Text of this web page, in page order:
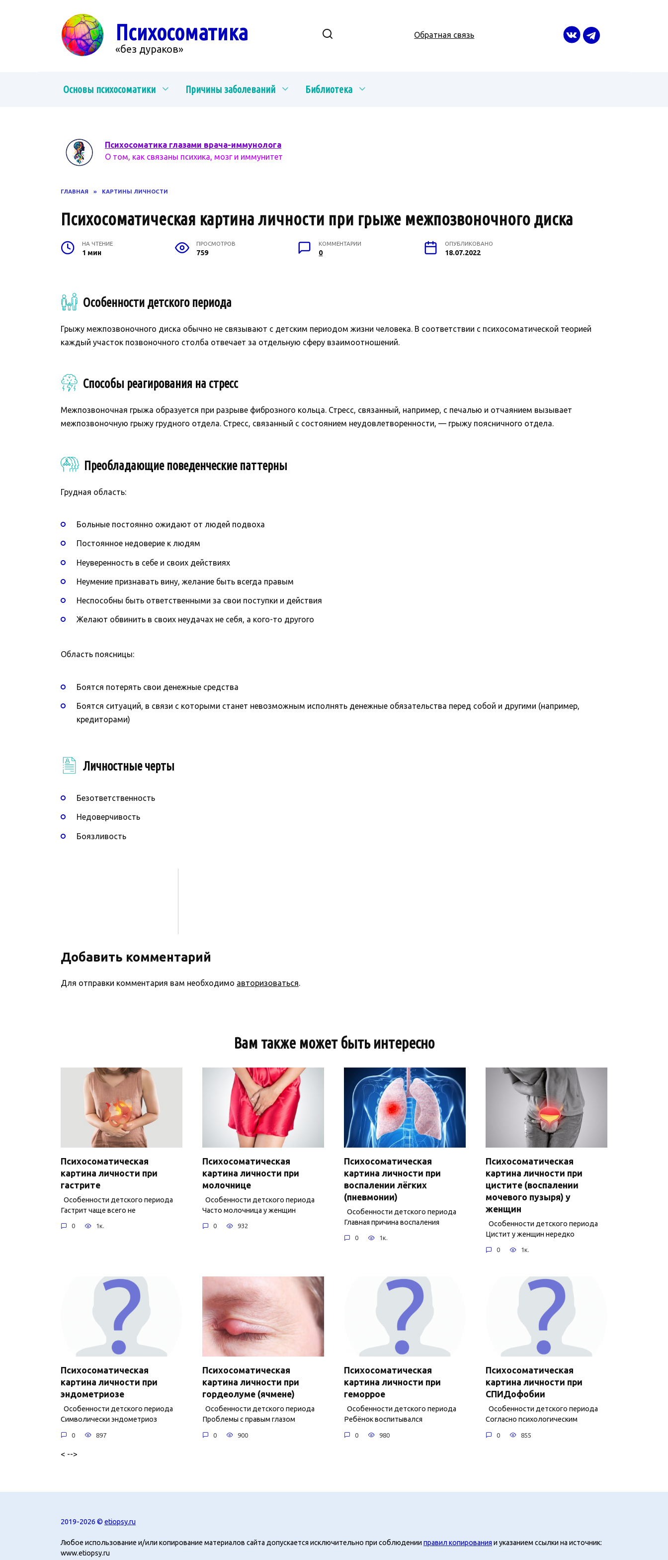
Психосоматика
«без дураков»
Обратная связь
Основы психосоматики Причины заболеваний Библиотека
Психосоматика глазами врача-иммунолога
О том, как связаны психика, мозг и иммунитет
ГЛАВНАЯ » КАРТИНЫ ЛИЧНОСТИ
Психосоматическая картина личности при грыже межпозвоночного диска
НА ЧТЕНИЕ
1 мин
ПРОСМОТРОВ
759
КОММЕНТАРИИ
0
ОПУБЛИКОВАНО
18.07.2022
Особенности детского периода
Грыжу межпозвоночного диска обычно не связывают с детским периодом жизни человека. В соответствии с психосоматической теорией
каждый участок позвоночного столба отвечает за отдельную сферу взаимоотношений.
Способы реагирования на стресс
Межпозвоночная грыжа образуется при разрыве фиброзного кольца. Стресс, связанный, например, с печалью и отчаянием вызывает
межпозвоночную грыжу грудного отдела. Стресс, связанный с состоянием неудовлетворенности, — грыжу поясничного отдела.
Преобладающие поведенческие паттерны
Грудная область:
Больные постоянно ожидают от людей подвоха
Постоянное недоверие к людям
Неуверенность в себе и своих действиях
Неумение признавать вину, желание быть всегда правым
Неспособны быть ответственными за свои поступки и действия
Желают обвинить в своих неудачах не себя, а кого-то другого
Область поясницы:
Боятся потерять свои денежные средства
Боятся ситуаций, в связи с которыми станет невозможным исполнять денежные обязательства перед собой и другими (например,
кредиторами)
Личностные черты
Безответственность
Недоверчивость
Боязливость
Добавить комментарий
Для отправки комментария вам необходимо авторизоваться.
Вам также может быть интересно
Психосоматическая
картина личности при
гастрите
Особенности детского периода
Гастрит чаще всего не
0 1к.
Психосоматическая
картина личности при
молочнице
Особенности детского периода
Часто молочница у женщин
0 932
Психосоматическая
картина личности при
воспалении лёгких
(пневмонии)
Особенности детского периода
Главная причина воспаления
0 1к.
Психосоматическая
картина личности при
цистите (воспалении
мочевого пузыря) у
женщин
Особенности детского периода
Цистит у женщин нередко
0 1к.
Психосоматическая
картина личности при
эндометриозе
Особенности детского периода
Символически эндометриоз
0 897
Психосоматическая
картина личности при
гордеолуме (ячмене)
Особенности детского периода
Проблемы с правым глазом
0 900
Психосоматическая
картина личности при
геморрое
Особенности детского периода
Ребёнок воспитывался
0 980
Психосоматическая
картина личности при
СПИДофобии
Особенности детского периода
Согласно психологическим
0 855
< -->
2019-2026 © etiopsy.ru
Любое использование и/или копирование материалов сайта допускается исключительно при соблюденииправил копирования и указанием ссылки на источник:
www.etiopsy.ru